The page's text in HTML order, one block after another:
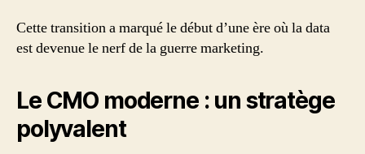
Cette transition a marqué le début d’une ère où la data
est devenue le nerf de la guerre marketing.
Le CMO moderne : un stratège
polyvalent